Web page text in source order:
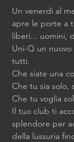
Un venerdì al
apre le porte a
liberi... uomini,
Uni-Q un
tutti.
Che siate una
Che tu sia solo,
Che tu voglia
Il tuo club ti
splendore per
della lussuria